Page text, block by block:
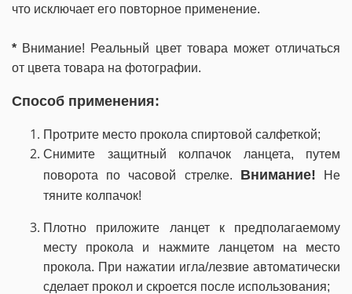
что исключает его повторное применение.
* Внимание! Реальный цвет товара может отличаться
от цвета товара на фотографии.
Способ применения:
Протрите место прокола спиртовой салфеткой;
Снимите защитный колпачок ланцета, путем
поворота по часовой стрелке. Внимание! Не
тяните колпачок!
Плотно приложите ланцет к предполагаемому
месту прокола и нажмите ланцетом на место
прокола. При нажатии игла/лезвие автоматически
сделает прокол и скроется после использования;